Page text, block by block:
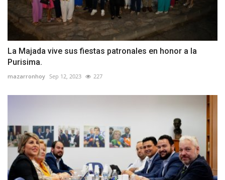
La Majada vive sus fiestas patronales en honor a la
Purisima.
mazarronhoy Sep 12, 2023 227